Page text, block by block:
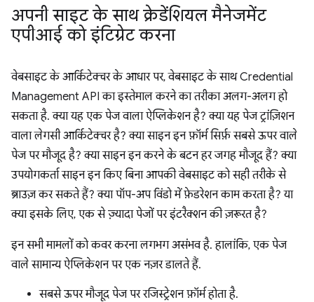
अपनी साइट के साथ क्रेडेंशियल मैनेजमेंट
एपीआई को इंटिग्रेट करना
वेबसाइट के आर्किटेक्चर के आधार पर, वेबसाइट के साथ Credential
Management API का इस्तेमाल करने का तरीका अलग-अलग हो
सकता है. क्या यह एक पेज वाला ऐप्लिकेशन है? क्या यह पेज ट्रांज़िशन
वाला लेगसी आर्किटेक्चर है? क्या साइन इन फ़ॉर्म सिर्फ़ सबसे ऊपर वाले
पेज पर मौजूद है? क्या साइन इन करने के बटन हर जगह मौजूद हैं? क्या
उपयोगकर्ता साइन इन किए बिना आपकी वेबसाइट को सही तरीके से
ब्राउज़ कर सकते हैं? क्या पॉप-अप विंडो में फ़ेडरेशन काम करता है? या
क्या इसके लिए, एक से ज़्यादा पेजों पर इंटरैक्शन की ज़रूरत है?
इन सभी मामलों को कवर करना लगभग असंभव है. हालांकि, एक पेज
वाले सामान्य ऐप्लिकेशन पर एक नज़र डालते हैं.
सबसे ऊपर मौजूद पेज पर रजिस्ट्रेशन फ़ॉर्म होता है.